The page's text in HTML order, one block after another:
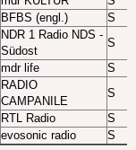
BFBS (engl.)
S
NDR 1 Radio NDS -
Südost
S
mdr life
S
RADIO
CAMPANILE
S
RTL Radio
S
evosonic radio S